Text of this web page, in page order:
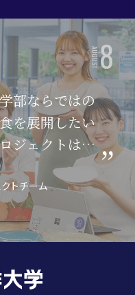
AUGUST8
部ならではの
を展開したい
ジェクトはス
トチーム